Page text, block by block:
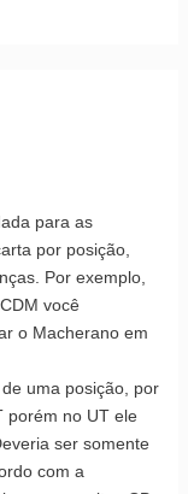
para as
por posição,
Por exemplo,
você
o Macherano em
uma posição, por
porém no UT ele
ser somente
com a